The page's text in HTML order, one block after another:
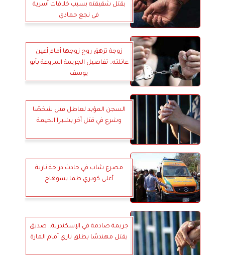
بقتل شقيقته بسبب خلافات أسرية
في نجع حمادي
زوجة تزهق روح زوجها أمام أعين
عائلته.. تفاصيل الجريمة المروعة بأبو
يوسف
السجن المؤبد لعاطل قتل شخصًا
وشرع في قتل آخر بشبرا الخيمة
مصرع شاب في حادث دراجة نارية
أعلى كوبري طما بسوهاج
جريمة صادمة في الإسكندرية.. صديق
يقتل مهندسًا بطلق ناري أمام المارة